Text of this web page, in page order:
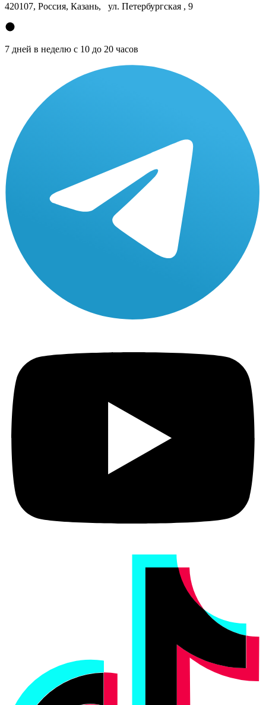
420107, Россия, Казань, ул. Петербургская , 9
7 дней в неделю с 10 до 20 часов